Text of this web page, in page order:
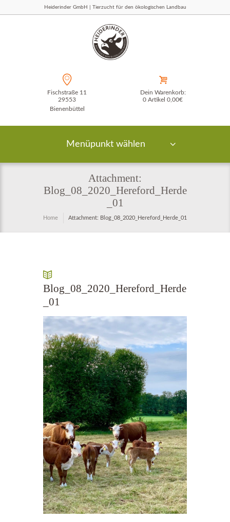
Heiderinder GmbH | Tierzucht für den ökologischen Landbau
Dein Warenkorb:
0 Artikel 0,00€
Fischstraße 11
29553
Bienenbüttel
Menüpunkt wählen
Attachment:
Blog_08_2020_Hereford_Herde
_01
Home Attachment: Blog_08_2020_Hereford_Herde_01
Blog_08_2020_Hereford_Herde
_01